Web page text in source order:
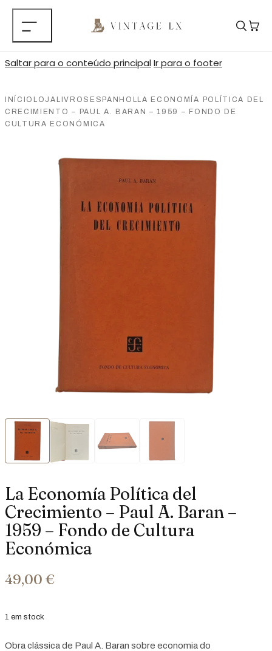
Saltar para o conteúdo principalIr para o footer
INÍCIO LOJA LIVROS ESPANHOL LA ECONOMÍA POLÍTICA DEL
CRECIMIENTO – PAUL A. BARAN – 1959 – FONDO DE
CULTURA ECONÓMICA
La Economía Política del
Crecimiento – Paul A. Baran –
1959 – Fondo de Cultura
Económica
49,00 €
1 em stock
Obra clássica de Paul A. Baran sobre economia do